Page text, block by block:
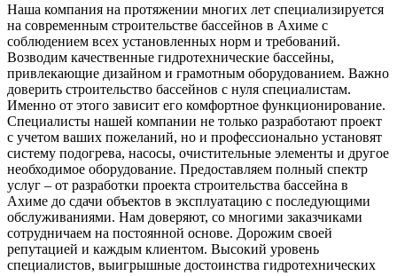
Наша компания на протяжении многих лет специализируется
на современным строительстве бассейнов в Ахиме с
соблюдением всех установленных норм и требований.
Возводим качественные гидротехнические бассейны,
привлекающие дизайном и грамотным оборудованием. Важно
доверить строительство бассейнов с нуля специалистам.
Именно от этого зависит его комфортное функционирование.
Специалисты нашей компании не только разработают проект
с учетом ваших пожеланий, но и профессионально установят
систему подогрева, насосы, очистительные элементы и другое
необходимое оборудование. Предоставляем полный спектр
услуг – от разработки проекта строительства бассейна в
Ахиме до сдачи объектов в эксплуатацию с последующими
обслуживаниями. Нам доверяют, со многими заказчиками
сотрудничаем на постоянной основе. Дорожим своей
репутацией и каждым клиентом. Высокий уровень
специалистов, выигрышные достоинства гидротехнических